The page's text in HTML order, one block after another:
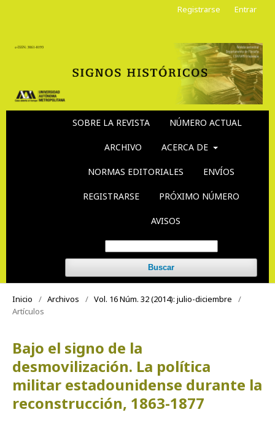
SOBRE LA REVISTA NÚMERO ACTUAL
ARCHIVO ACERCA DE
NORMAS EDITORIALES ENVÍOS
REGISTRARSE PRÓXIMO NÚMERO
AVISOS
Buscar
Registrarse Entrar
Inicio / Archivos / Vol. 16 Núm. 32 (2014): julio-diciembre
/
Artículos
Bajo el signo de la
desmovilización. La política
militar estadounidense durante la
reconstrucción, 1863-1877